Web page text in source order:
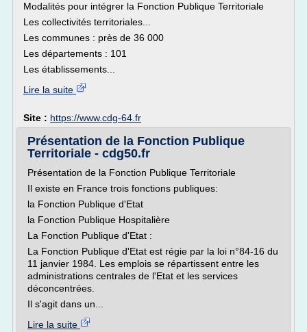
Modalités pour intégrer la Fonction Publique Territoriale
Les collectivités territoriales...
Les communes : près de 36 000
Les départements : 101
Les établissements...
Lire la suite
Site : https://www.cdg-64.fr
Présentation de la Fonction Publique
Territoriale - cdg50.fr
Présentation de la Fonction Publique Territoriale
Il existe en France trois fonctions publiques:
la Fonction Publique d'Etat
la Fonction Publique Hospitalière
La Fonction Publique d'Etat :
La Fonction Publique d'Etat est régie par la loi n°84-16 du
11 janvier 1984. Les emplois se répartissent entre les
administrations centrales de l'Etat et les services
déconcentrées.
Il s'agit dans un...
Lire la suite